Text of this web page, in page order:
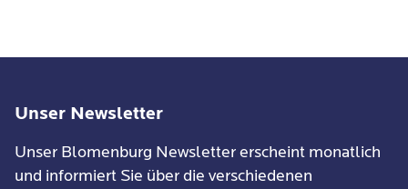
Unser Newsletter
Unser Blomenburg Newsletter erscheint monatlich
und informiert Sie über die verschiedenen